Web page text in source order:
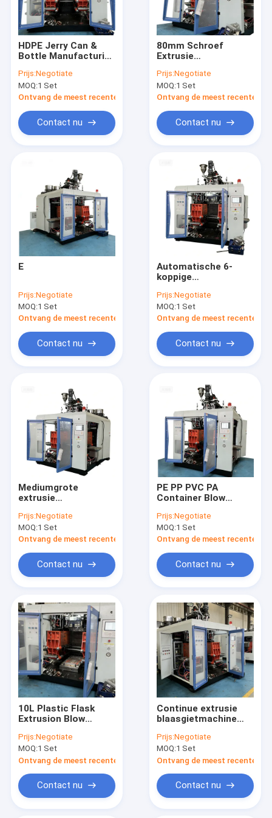
Fabrieksreis
Kwaliteitscontrole
Nieuws
Verzoek om een Citaat
Extrusie blaasvormmachine
plastic flessenslag het vormen machine
de automatische machine van het slagafgietsel
Uitdrijvings Vormende Machine
Plastic Auxiliary Machine
Verpakkende Hulpmachine
aangepaste kunststof spuitgieten
kunststof spuitgietmachine
Het Afgietselmachine van de hoge snelheidsinjectie
Het Afgietselmachine van de HUISDIERENinjectie
pvc-de machine van het injectieafgietsel
Medische Injectie het Vormen Machine
HDPE Jerry Can &
Bottle Manufacturing
blaasgevormd type
Prijs:Negotiate
MOQ:1 Set
Ontvang de meest recente Prijs
Contact nu
80mm Schroef
Extrusie
10L Containers met
PLC Touchscreen
Bediening
Prijs:Negotiate
MOQ:1 Set
Ontvang de meest recente
Contact nu
E
Prijs:Negotiate
MOQ:1 Set
Ontvang de meest recente Prijs
Contact nu
Automatische 6-
koppige
met 150 kN
sluitkracht en 80 kW
energiezuinig voor
verpakkingen
Prijs:Negotiate
MOQ:1 Set
Ontvang de meest recente
Contact nu
Mediumgrote
extrusie
voor 10L-containers
MP 80
Prijs:Negotiate
MOQ:1 Set
Ontvang de meest recente Prijs
Contact nu
PE PP PVC PA
Container Blow
Prijs:Negotiate
MOQ:1 Set
Ontvang de meest recente
Contact nu
10L Plastic Flask
Extrusion Blow
90kg/h HDPE
plasticiseren.
Prijs:Negotiate
MOQ:1 Set
Ontvang de meest recente Prijs
Contact nu
Continue extrusie
blaasgietmachine
detergent containers
Prijs:Negotiate
MOQ:1 Set
Ontvang de meest recente
Contact nu